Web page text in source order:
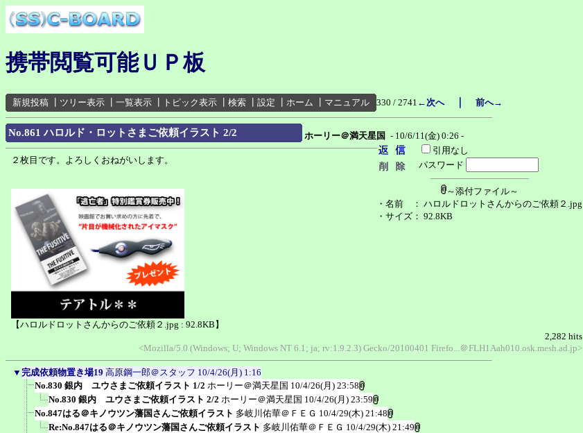
携帯閲覧可能ＵＰ板
新規投稿 ツリー表示 一覧表示 トピック表示 検索 設定 ホーム マニュアル 330 / 2741 ←次へ｜ 前へ→
No.861 ハロルド・ロットさまご依頼イラスト 2/2 ホーリー＠満天星国 - 10/6/11(金) 0:26 -
引用なし
パスワード
～添付ファイル～
・名前
： ハロルドロットさんからのご依頼２.jpg
・サイズ ： 92.8KB
２枚目です。よろしくおねがいします。
【ハロルドロットさんからのご依頼２.jpg : 92.8KB】
2,282 hits
<Mozilla/5.0 (Windows; U; Windows NT 6.1; ja; rv:1.9.2.3) Gecko/20100401 Firefo...＠FLH1Aah010.osk.mesh.ad.jp>
▼ 完成依頼物置き場19 高原鋼一郎＠スタッフ 10/4/26(月) 1:16
No.830 銀内 ユウさまご依頼イラスト 1/2 ホーリー＠満天星国 10/4/26(月) 23:58
No.830 銀内 ユウさまご依頼イラスト 2/2 ホーリー＠満天星国 10/4/26(月) 23:59
No.847はる＠キノウツン藩国さんご依頼イラスト 多岐川佑華＠ＦＥＧ 10/4/29(木) 21:48
Re:No.847はる＠キノウツン藩国さんご依頼イラスト 多岐川佑華＠ＦＥＧ 10/4/29(木) 21:49